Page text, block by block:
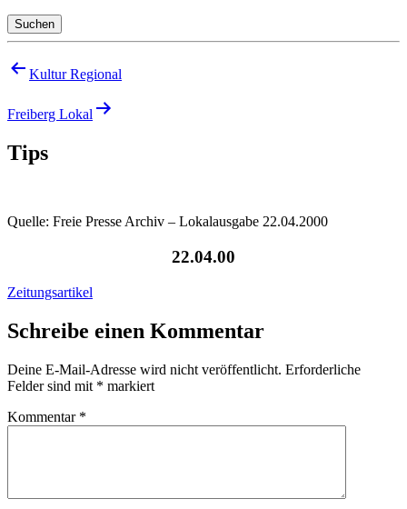
Suchen
Beitragsnavigation
Kultur Regional
Freiberg Lokal
Tips
Quelle: Freie Presse Archiv – Lokalausgabe 22.04.2000
22.04.00
Zeitungsartikel
Schreibe einen Kommentar
Deine E-Mail-Adresse wird nicht veröffentlicht. Erforderliche
Felder sind mit * markiert
Kommentar *